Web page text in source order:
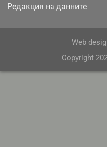
Редакция на данните
Web
Copyright